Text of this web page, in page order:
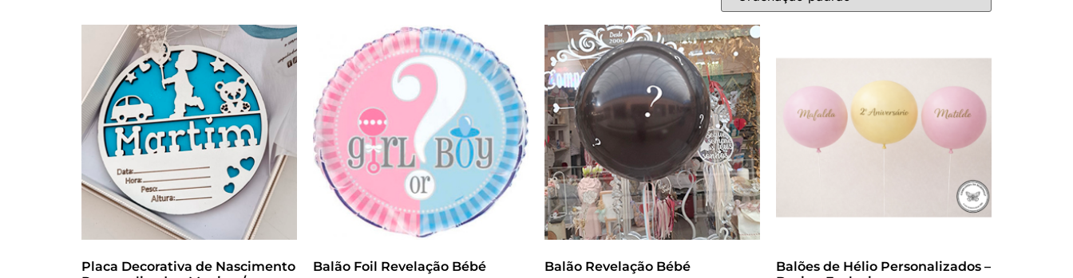
Placa Decorativa de Nascimento
Balão Foil Revelação Bébé
Balão Revelação Bébé
Balões de Hélio Personalizados –